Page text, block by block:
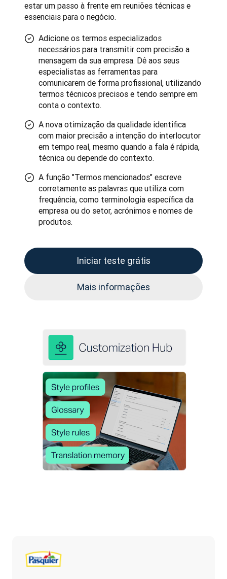
estar um passo à frente em reuniões técnicas e
essenciais para o negócio.
Adicione os termos especializados
necessários para transmitir com precisão a
mensagem da sua empresa. Dê aos seus
especialistas as ferramentas para
comunicarem de forma profissional, utilizando
termos técnicos precisos e tendo sempre em
conta o contexto.
A nova otimização da qualidade identifica
com maior precisão a intenção do interlocutor
em tempo real, mesmo quando a fala é rápida,
técnica ou depende do contexto.
A função "Termos mencionados" escreve
corretamente as palavras que utiliza com
frequência, como terminologia específica da
empresa ou do setor, acrónimos e nomes de
produtos.
Iniciar teste grátis
Mais informações